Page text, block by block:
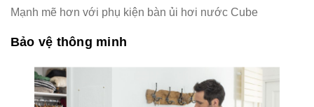
Mạnh mẽ hơn với phụ kiện bàn ủi hơi nước Cube
Bảo vệ thông minh